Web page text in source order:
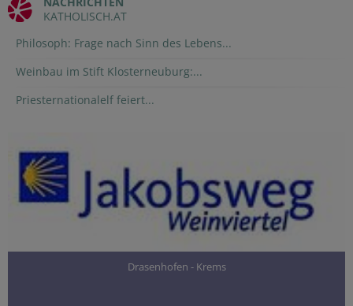
KATHOLISCH.AT
Philosoph: Frage nach Sinn des Lebens...
Weinbau im Stift Klosterneuburg:...
Priesternationalelf feiert...
Drasenhofen - Krems